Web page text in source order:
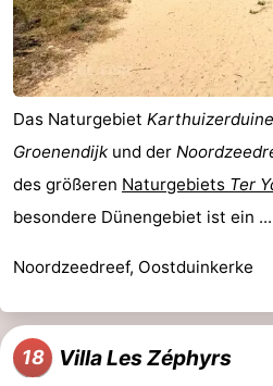
Das Naturgebiet
Groenendijk und der
des größeren Naturgebiets Ter
besondere Dünengebiet ist ein ...
Noordzeedreef, Oostduinkerke
18 Villa Les Zéphyrs